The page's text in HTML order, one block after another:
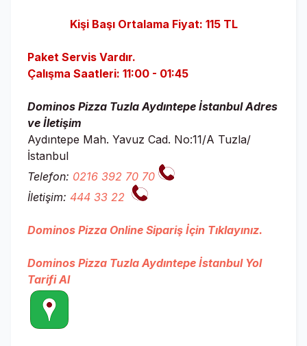
Kişi Başı Ortalama Fiyat: 115 TL
Paket Servis Vardır.
Çalışma Saatleri: 11:00 - 01:45
Dominos Pizza Tuzla Aydıntepe İstanbul Adres
ve İletişim
Aydıntepe Mah. Yavuz Cad. No:11/A Tuzla/
İstanbul
Telefon: 0216 392 70 70
İletişim: 444 33 22
Dominos Pizza Online Sipariş İçin Tıklayınız.
Dominos Pizza Tuzla Aydıntepe İstanbul Yol
Tarifi Al